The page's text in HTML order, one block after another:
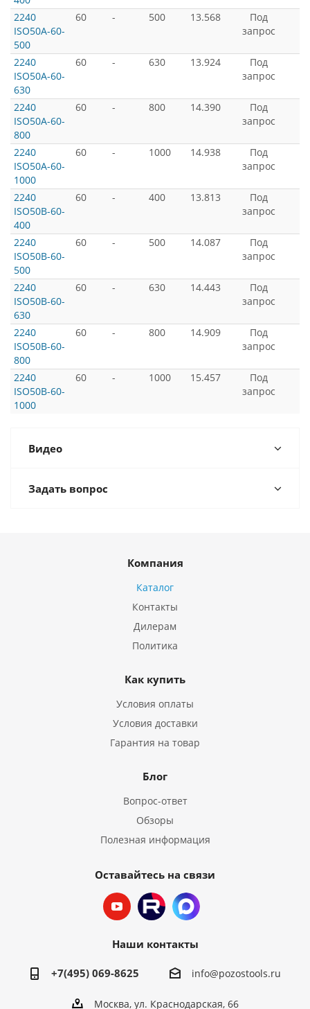
2240
ISO50A-60-
500
60 - 500 13.568
Под
запрос
2240
ISO50A-60-
630
60 - 630 13.924
Под
запрос
2240
ISO50A-60-
800
60 - 800 14.390
Под
запрос
2240
ISO50A-60-
1000
60 - 1000 14.938
Под
запрос
2240
ISO50B-60-
400
60 - 400 13.813
Под
запрос
2240
ISO50B-60-
500
60 - 500 14.087
Под
запрос
2240
ISO50B-60-
630
60 - 630 14.443
Под
запрос
2240
ISO50B-60-
800
60 - 800 14.909
Под
запрос
2240
ISO50B-60-
1000
60 - 1000 15.457
Под
запрос
Видео
Задать вопрос
Компания
Каталог
Контакты
Дилерам
Политика
Как купить
Условия оплаты
Условия доставки
Гарантия на товар
Блог
Вопрос-ответ
Обзоры
Полезная информация
Оставайтесь на связи
Наши контакты
+7(495) 069-8625 info@pozostools.ru
Москва, ул. Краснодарская, 66